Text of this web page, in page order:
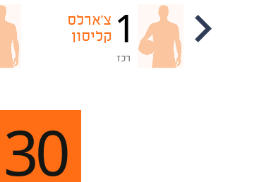
הוכשטטר
1 צ'ארלס
קליסון
רכז
30